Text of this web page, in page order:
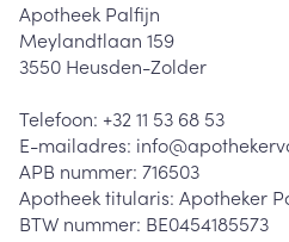
Apotheek Palfijn
Meylandtlaan 159
3550 Heusden-Zolder
Telefoon: +32 11 53 68 53
E-mailadres: info@
APB nummer: 716503
Apotheek titularis: Apotheker
BTW nummer: BE0454185573